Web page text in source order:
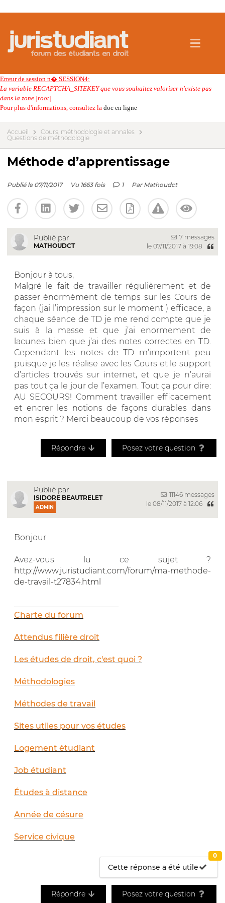
Erreur de session n� SESSION4:
La variable RECAPTCHA_SITEKEY que vous souhaitez valoriser n'existe pas
dans la zone |root|.
Pour plus d'informations, consultez la doc en ligne
Accueil
Cours, méthodologie et annales
Questions de méthodologie
Méthode d’apprentissage
Publié le 07/11/2017 Vu 1663 fois 1 Par Mathoudct
Publié par
MATHOUDCT
7 messages
le 07/11/2017 à 19:08
Bonjour à tous,
Malgré le fait de travailler régulièrement et de
passer énormément de temps sur les Cours de
façon (jai l’impression sur le moment ) efficace, a
chaque séance de TD je me rend compte que je
suis à la masse et que j’ai enormement de
lacunes bien que j’ai des notes correctes en TD.
Cependant les notes de TD m’importent peu
puisque je les réalise avec les Cours et le support
d’articles trouvés sur internet, et que je n’aurai
pas tout ça le jour de l’examen. Tout ça pour dire:
AU SECOURS! Comment travailler efficacement
et encrer les notions de façons durables dans
mon esprit ? Merci beaucoup de vos réponses
Répondre Posez votre question
Publié par
ISIDORE BEAUTRELET
ADMIN
11146 messages
le 08/11/2017 à 12:06
Bonjour
Avez-vous lu ce sujet ?
http://www.juristudiant.com/forum/ma-methode-
de-travail-t27834.html
Charte du forum
Attendus filière droit
Les études de droit, c'est quoi ?
Méthodologies
Méthodes de travail
Sites utiles pour vos études
Logement étudiant
Job étudiant
Études à distance
Année de césure
Service civique
Cette réponse a été utile
0
Répondre Posez votre question